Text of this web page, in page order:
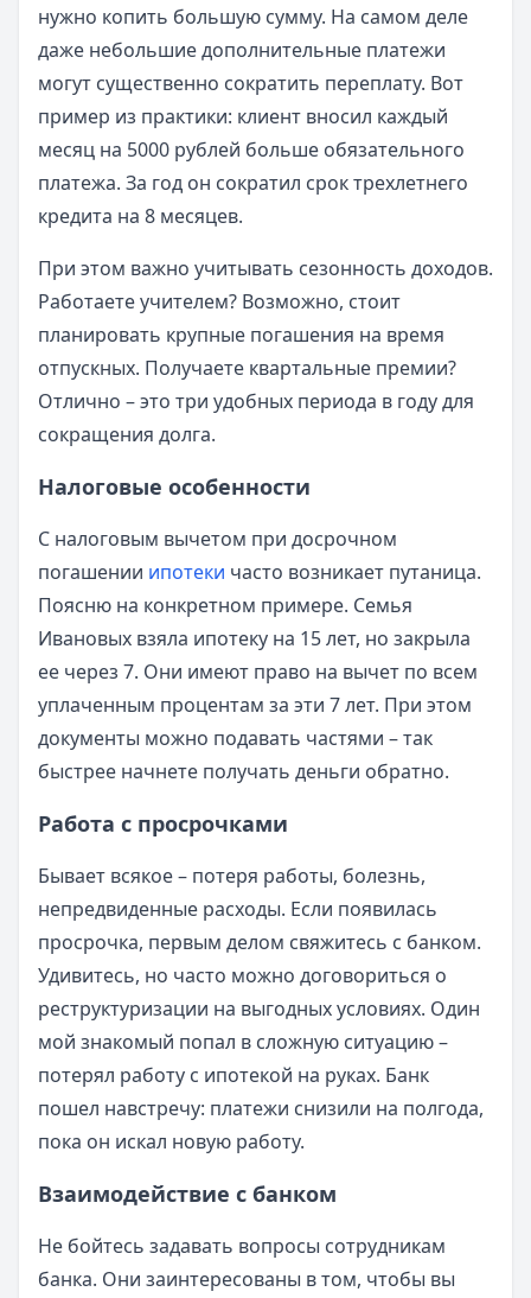
нужно копить большую сумму. На самом деле
даже небольшие дополнительные платежи
могут существенно сократить переплату. Вот
пример из практики: клиент вносил каждый
месяц на 5000 рублей больше обязательного
платежа. За год он сократил срок трехлетнего
кредита на 8 месяцев.
При этом важно учитывать сезонность доходов.
Работаете учителем? Возможно, стоит
планировать крупные погашения на время
отпускных. Получаете квартальные премии?
Отлично – это три удобных периода в году для
сокращения долга.
Налоговые особенности
С налоговым вычетом при досрочном
погашении ипотеки часто возникает путаница.
Поясню на конкретном примере. Семья
Ивановых взяла ипотеку на 15 лет, но закрыла
ее через 7. Они имеют право на вычет по всем
уплаченным процентам за эти 7 лет. При этом
документы можно подавать частями – так
быстрее начнете получать деньги обратно.
Работа с просрочками
Бывает всякое – потеря работы, болезнь,
непредвиденные расходы. Если появилась
просрочка, первым делом свяжитесь с банком.
Удивитесь, но часто можно договориться о
реструктуризации на выгодных условиях. Один
мой знакомый попал в сложную ситуацию –
потерял работу с ипотекой на руках. Банк
пошел навстречу: платежи снизили на полгода,
пока он искал новую работу.
Взаимодействие с банком
Не бойтесь задавать вопросы сотрудникам
банка. Они заинтересованы в том, чтобы вы